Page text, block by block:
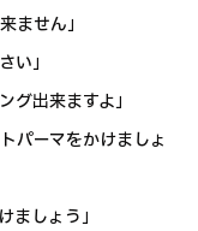
ません」
い」
グ出来ますよ」
パーマをかけましょ
ましょう」